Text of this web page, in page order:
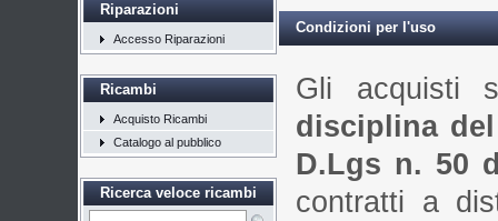
Riparazioni
Accesso Riparazioni
Ricambi
Acquisto Ricambi
Catalogo al pubblico
Ricerca veloce ricambi
Condizioni per l'uso
Gli acquisti
disciplina del
D.Lgs n. 50
contratti a